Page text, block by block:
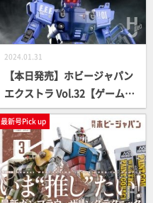
2024.01.31
【本日発売】ホビージャパン
エクストラ Vol.32【ゲームと
ガンプラ】
最新号Pick up